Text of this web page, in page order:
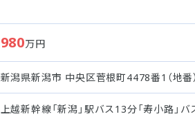
980万円
新潟県新潟市 中央区菅根町4478番1（地番）
上越新幹線「新潟」駅バス13分「寿小路」